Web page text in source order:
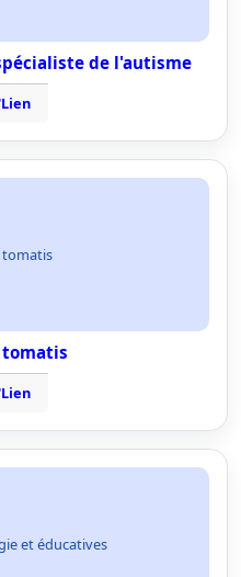
de l'autisme
et éducatives